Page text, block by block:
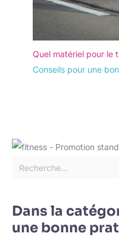
Quel matériel pour le
Conseils pour une
Dans la
une bonne